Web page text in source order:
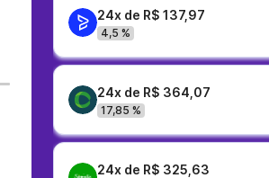
24x de R$ 137,97
4,5 %
24x de R$ 364,07
17,85 %
24x de R$ 325,63